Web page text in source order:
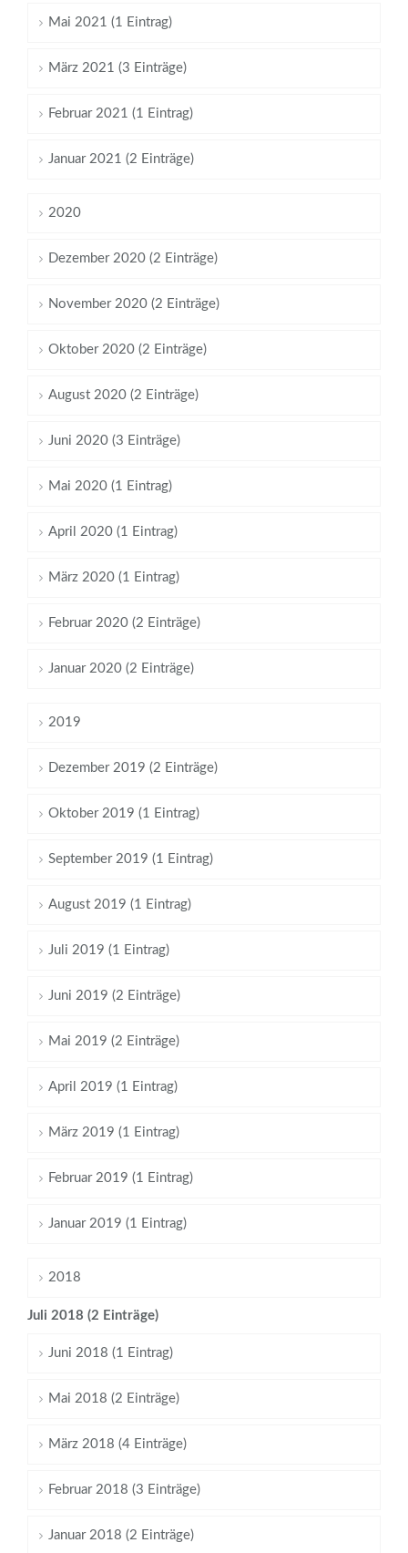
Mai 2021 (1 Eintrag)
März 2021 (3 Einträge)
Februar 2021 (1 Eintrag)
Januar 2021 (2 Einträge)
2020
Dezember 2020 (2 Einträge)
November 2020 (2 Einträge)
Oktober 2020 (2 Einträge)
August 2020 (2 Einträge)
Juni 2020 (3 Einträge)
Mai 2020 (1 Eintrag)
April 2020 (1 Eintrag)
März 2020 (1 Eintrag)
Februar 2020 (2 Einträge)
Januar 2020 (2 Einträge)
2019
Dezember 2019 (2 Einträge)
Oktober 2019 (1 Eintrag)
September 2019 (1 Eintrag)
August 2019 (1 Eintrag)
Juli 2019 (1 Eintrag)
Juni 2019 (2 Einträge)
Mai 2019 (2 Einträge)
April 2019 (1 Eintrag)
März 2019 (1 Eintrag)
Februar 2019 (1 Eintrag)
Januar 2019 (1 Eintrag)
2018
Juli 2018 (2 Einträge)
Juni 2018 (1 Eintrag)
Mai 2018 (2 Einträge)
März 2018 (4 Einträge)
Februar 2018 (3 Einträge)
Januar 2018 (2 Einträge)